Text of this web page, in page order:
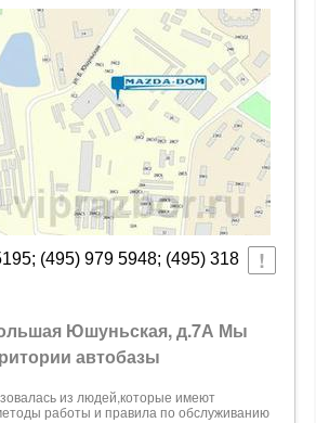
(495) 979 5948; (495) 318
Юшуньская, д.7А Мы
автобазы
из людей,которые имеют
работы и правила по обслуживанию